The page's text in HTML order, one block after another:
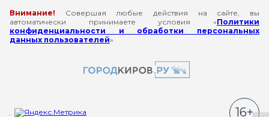
Внимание! Совершая любые действия на сайте, вы
автоматически принимаете условия «Политики
конфиденциальности и обработки персональных
данных пользователей»
16+